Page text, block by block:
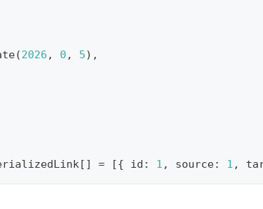
(2026 , 0 , 5) ,
[ ] = [{ id : 1 , source: 1 ,